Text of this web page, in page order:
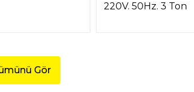
220V. 50Hz. 3 Ton
Gör